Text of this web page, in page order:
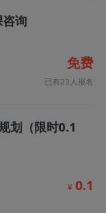
咨询
免费
已有23人报名
划（限时0.1
¥ 0.1